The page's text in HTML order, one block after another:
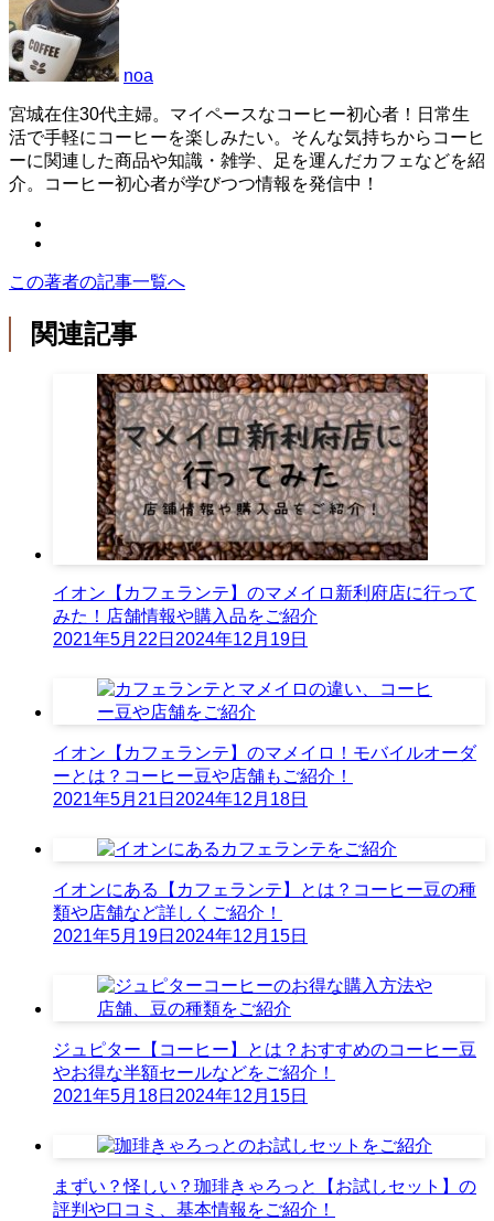
noa
宮城在住30代主婦。マイペースなコーヒー初心者！日常生
活で手軽にコーヒーを楽しみたい。そんな気持ちからコーヒ
ーに関連した商品や知識・雑学、足を運んだカフェなどを紹
介。コーヒー初心者が学びつつ情報を発信中！
この著者の記事一覧へ
関連記事
イオン【カフェランテ】のマメイロ新利府店に行って
みた！店舗情報や購入品をご紹介
2021年5月22日 2024年12月19日
イオン【カフェランテ】のマメイロ！モバイルオーダ
ーとは？コーヒー豆や店舗もご紹介！
2021年5月21日 2024年12月18日
イオンにある【カフェランテ】とは？コーヒー豆の種
類や店舗など詳しくご紹介！
2021年5月19日 2024年12月15日
ジュピター【コーヒー】とは？おすすめのコーヒー豆
やお得な半額セールなどをご紹介！
2021年5月18日 2024年12月15日
まずい？怪しい？珈琲きゃろっと【お試しセット】の
評判や口コミ、基本情報をご紹介！